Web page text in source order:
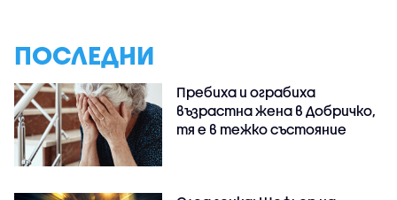
ПОСЛЕДНИ
Пребиха и ограбиха
възрастна жена в Добричко,
тя е в тежко състояние